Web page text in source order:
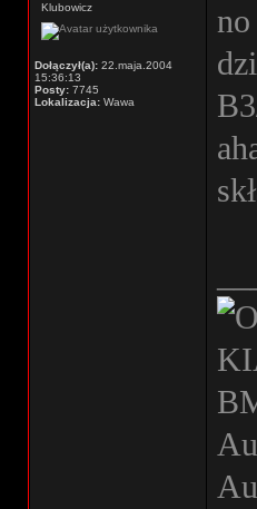
Klubowicz
Dołączył(a): 22.maja.2004
15:36:13
Posty: 7745
Lokalizacja: Wawa